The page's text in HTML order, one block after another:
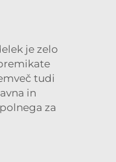
je zelo
tudi
in
za